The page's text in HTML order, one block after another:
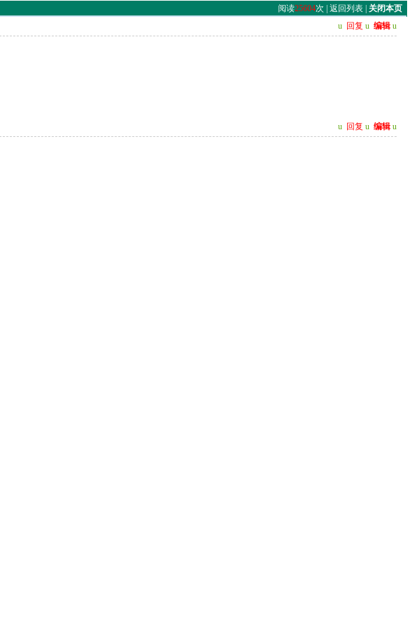
阅读25604次 | 返回列表| 关闭本页
u 回复 u 编辑 u
u 回复 u 编辑 u